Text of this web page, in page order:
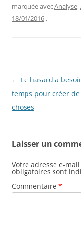
marquée avecAnalyse,
18/01/2016 .
Navigation
des
articles
← Le hasard a
temps pour créer de
choses
Laisser un
Votre adresse e-
obligatoires sont
Commentaire *